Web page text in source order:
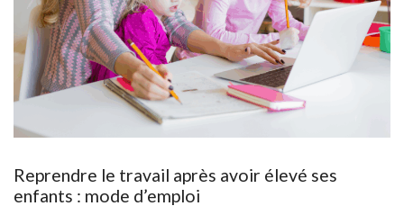
Reprendre le travail après avoir élevé ses
enfants : mode d’emploi